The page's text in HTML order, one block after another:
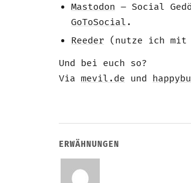
Mastodon – Social
GoToSocial .
Reeder (nutze ich mit
Und bei euch so?
Via mevil.de und
ERWÄHNUNGEN